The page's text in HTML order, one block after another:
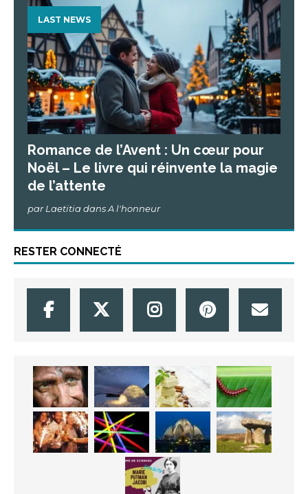
LAST NEWS
Romance de l’Avent : Un cœur pour
Noël – Le livre qui réinvente la magie
de l’attente
par Laetitia dans A l'honneur
RESTER CONNECTÉ